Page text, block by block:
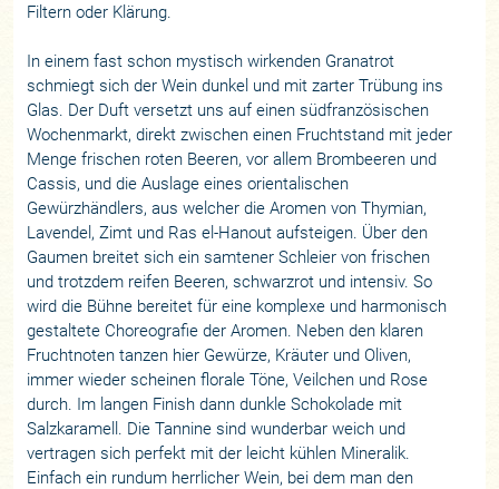
Filtern oder Klärung.
In einem fast schon mystisch wirkenden Granatrot
schmiegt sich der Wein dunkel und mit zarter Trübung ins
Glas. Der Duft versetzt uns auf einen südfranzösischen
Wochenmarkt, direkt zwischen einen Fruchtstand mit jeder
Menge frischen roten Beeren, vor allem Brombeeren und
Cassis, und die Auslage eines orientalischen
Gewürzhändlers, aus welcher die Aromen von Thymian,
Lavendel, Zimt und Ras el-Hanout aufsteigen. Über den
Gaumen breitet sich ein samtener Schleier von frischen
und trotzdem reifen Beeren, schwarzrot und intensiv. So
wird die Bühne bereitet für eine komplexe und harmonisch
gestaltete Choreografie der Aromen. Neben den klaren
Fruchtnoten tanzen hier Gewürze, Kräuter und Oliven,
immer wieder scheinen florale Töne, Veilchen und Rose
durch. Im langen Finish dann dunkle Schokolade mit
Salzkaramell. Die Tannine sind wunderbar weich und
vertragen sich perfekt mit der leicht kühlen Mineralik.
Einfach ein rundum herrlicher Wein, bei dem man den